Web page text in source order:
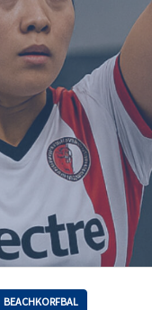
BEACHKORFBAL